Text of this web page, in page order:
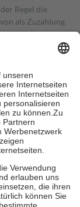
Regel die
als Zuzahlung
von zehn
die tatsächlichen
Apotheken.
die
je
Gesundheit zu
unterstützen,
18. Lebensjahr